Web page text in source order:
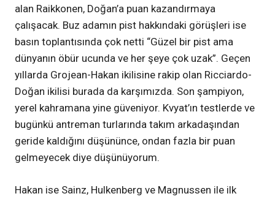
alan Raikkonen, Doğan’a puan kazandırmaya
çalışacak. Buz adamın pist hakkındaki görüşleri ise
basın toplantısında çok netti “Güzel bir pist ama
dünyanın öbür ucunda ve her şeye çok uzak”. Geçen
yıllarda Grojean-Hakan ikilisine rakip olan Ricciardo-
Doğan ikilisi burada da karşımızda. Son şampiyon,
yerel kahramana yine güveniyor. Kvyat’ın testlerde ve
bugünkü antreman turlarında takım arkadaşından
geride kaldığını düşününce, ondan fazla bir puan
gelmeyecek diye düşünüyorum.
Hakan ise Sainz, Hulkenberg ve Magnussen ile ilk